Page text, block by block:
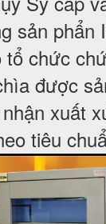
sản phẩn
tổ chức
được
xuất
tiêu